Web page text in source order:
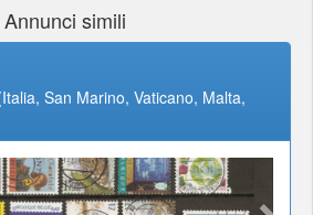
Annunci simili
San Marino, Vaticano, Malta,